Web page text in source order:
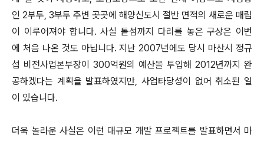
인 2부두, 3부두 주변 곳곳에 해양신도시 절반 면적의 새로운 매립
이 이루어져야 합니다. 사실 톹섬까지 다리를 놓은 구상은 이번
에 처음 나온 것도 아닙니다. 지난 2007년에도 당시 마산시 정규
섭 비전사업본부장이 300억원의 예산을 투입해 2012년까지 완
공하겠다는 계획을 발표하였지만, 사업타당성이 없어 취소된 일
이 있습니다.
더욱 놀라운 사실은 이런 대규모 개발 프로젝트를 발표하면서 마